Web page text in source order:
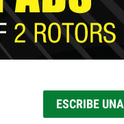
ESCRIBE